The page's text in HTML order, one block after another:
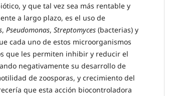
y que tal vez sea más rentable y
a largo plazo, es el uso de
, Pseudomonas, Streptomyces (bacterias) y
cada uno de estos microorganismos
que les permiten inhibir y reducir el
negativamente su desarrollo de
de zoosporas, y crecimiento del
que esta acción biocontroladora